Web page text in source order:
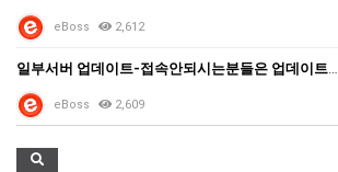
eBoss 2,612
일부서버 업데이트-접속안되시는분들은 업데이트재세팅 해주…
eBoss 2,609